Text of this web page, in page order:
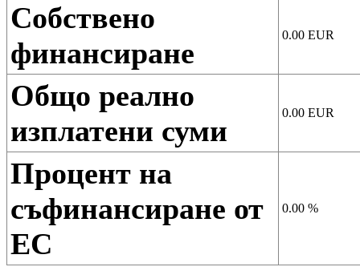
Собствено
финансиране
0.00 EUR
Общо реално
изплатени суми
0.00 EUR
Процент на
съфинансиране от
ЕС
0.00 %